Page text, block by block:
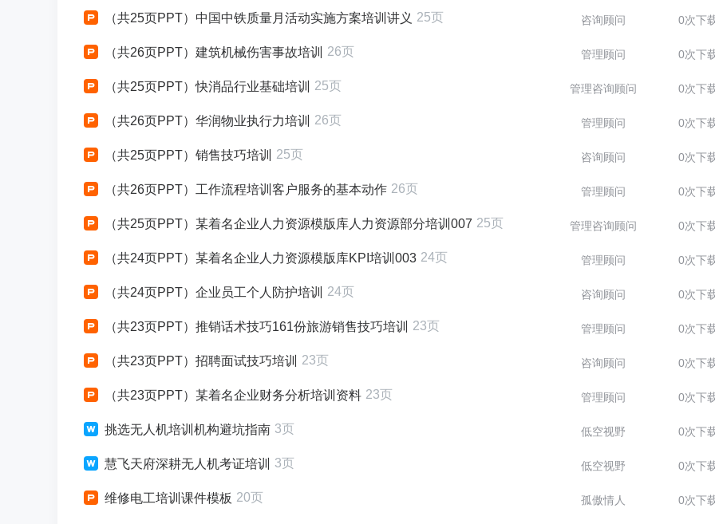
（共25页PPT）中国中铁质量月活动实施方案培训讲义 25页 咨询顾问 0次下
（共26页PPT）建筑机械伤害事故培训 26页 管理顾问 0次下
（共25页PPT）快消品行业基础培训 25页 管理咨询顾问 0次下
（共26页PPT）华润物业执行力培训 26页 管理顾问 0次下
（共25页PPT）销售技巧培训 25页 咨询顾问 0次下
（共26页PPT）工作流程培训客户服务的基本动作 26页 管理顾问 0次下
（共25页PPT）某着名企业人力资源模版库人力资源部分培训007 25页 管理咨询顾问 0次下
（共24页PPT）某着名企业人力资源模版库KPI培训003 24页 管理顾问 0次下
（共24页PPT）企业员工个人防护培训 24页 咨询顾问 0次下
（共23页PPT）推销话术技巧161份旅游销售技巧培训 23页 管理顾问 0次下
（共23页PPT）招聘面试技巧培训 23页 咨询顾问 0次下
（共23页PPT）某着名企业财务分析培训资料 23页 管理顾问 0次下
挑选无人机培训机构避坑指南 3页 低空视野 0次下
慧飞天府深耕无人机考证培训 3页 低空视野 0次下
维修电工培训课件模板 20页 孤傲情人 0次下